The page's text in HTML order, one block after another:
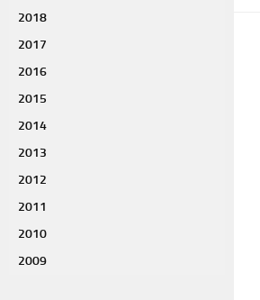
2018
2017
2016
2015
2014
2013
2012
2011
2010
2009